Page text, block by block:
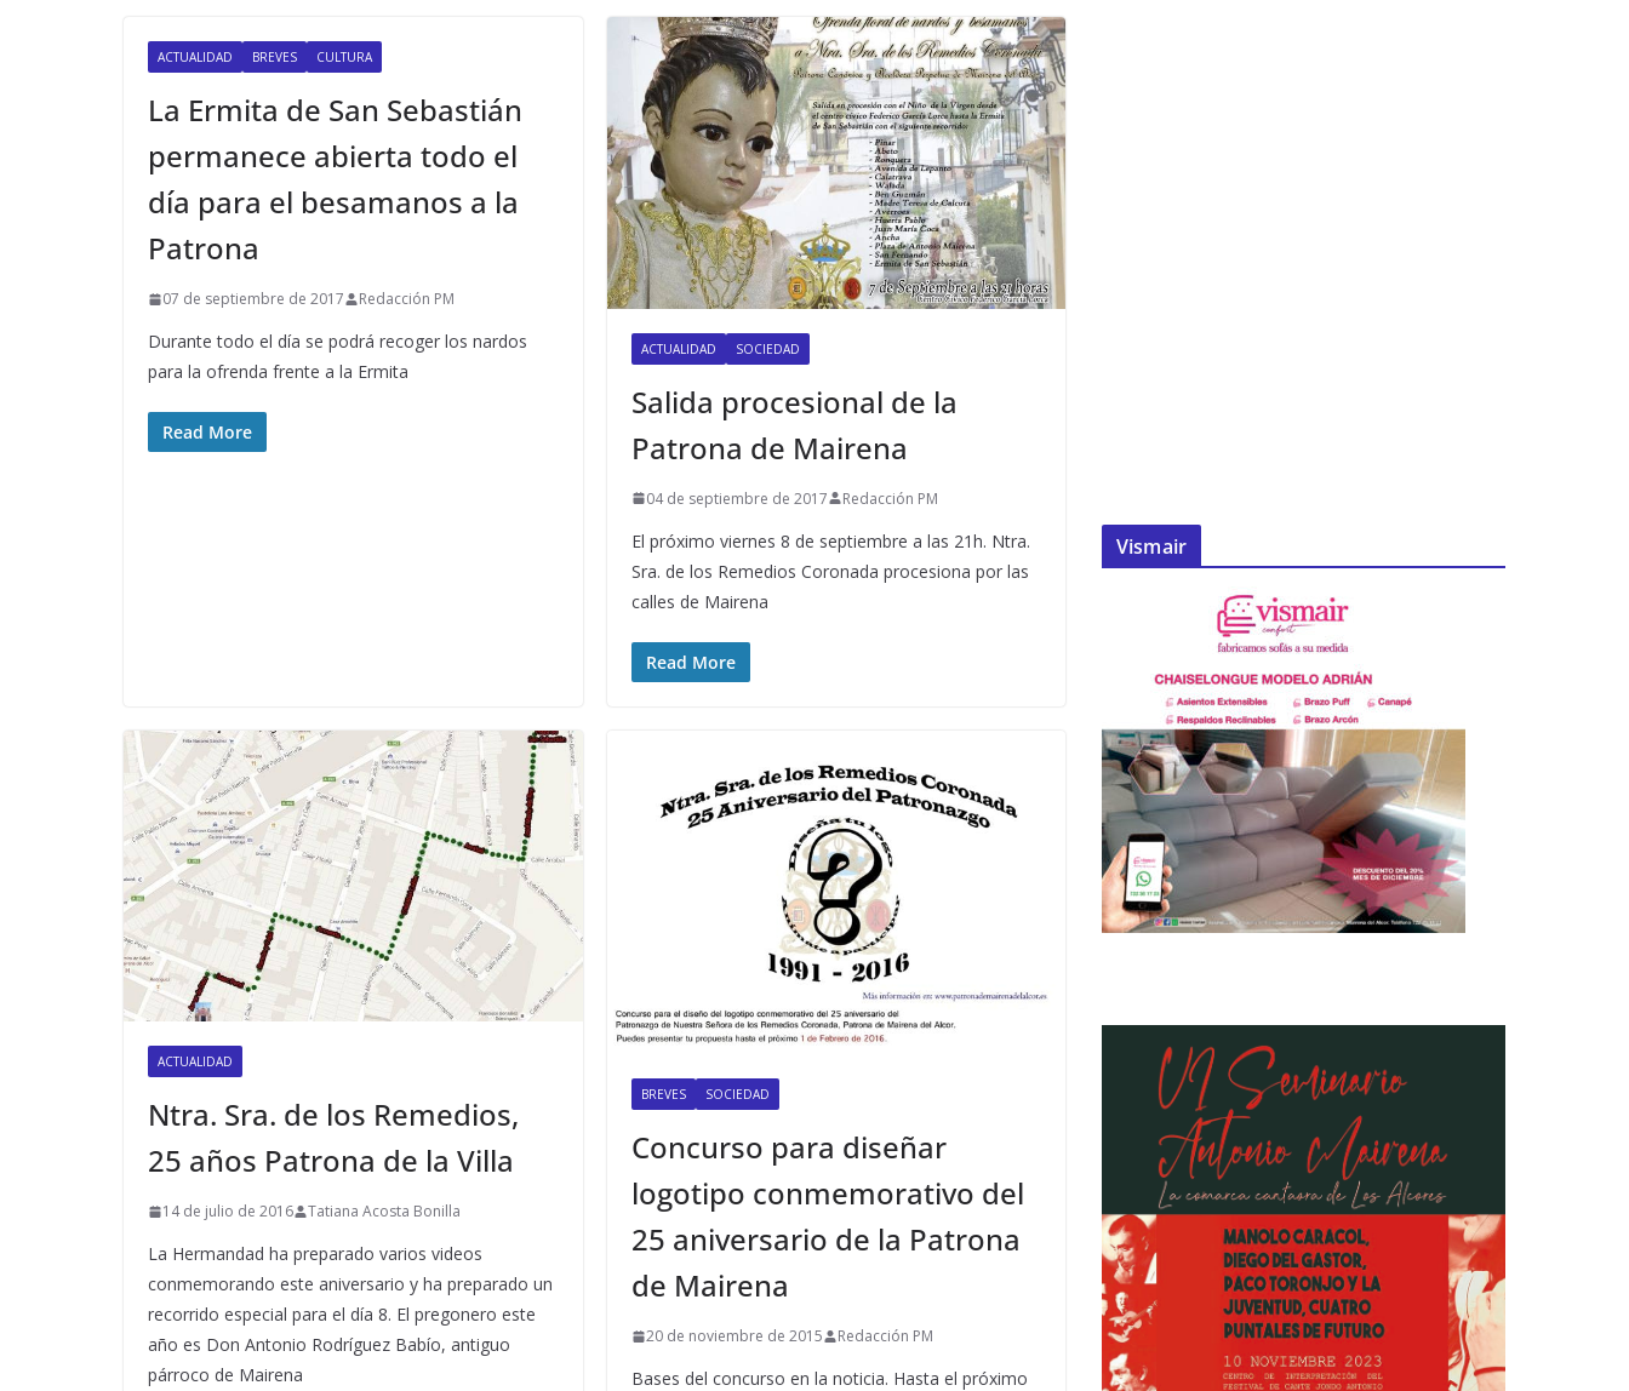
ACTUALIDAD BREVES CULTURA
La Ermita de San Sebastián
permanece abierta todo el
día para el besamanos a la
Patrona
07 de septiembre de 2017 Redacción PM
Durante todo el día se podrá recoger los nardos
para la ofrenda frente a la Ermita
Read More
ACTUALIDAD SOCIEDAD
Salida procesional de la
Patrona de Mairena
04 de septiembre de 2017 Redacción PM
El próximo viernes 8 de septiembre a las 21h. Ntra.
Sra. de los Remedios Coronada procesiona por las
calles de Mairena
Read More
ACTUALIDAD
Ntra. Sra. de los Remedios,
25 años Patrona de la Villa
14 de julio de 2016 Tatiana Acosta Bonilla
La Hermandad ha preparado varios videos
conmemorando este aniversario y ha preparado un
recorrido especial para el día 8. El pregonero este
año es Don Antonio Rodríguez Babío, antiguo
párroco de Mairena
BREVES SOCIEDAD
Concurso para diseñar
logotipo conmemorativo del
25 aniversario de la Patrona
de Mairena
20 de noviembre de 2015 Redacción PM
Bases del concurso en la noticia. Hasta el próximo
Vismair